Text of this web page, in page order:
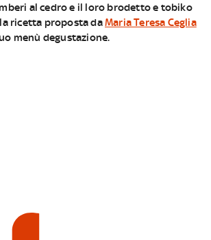
al cedro e il loro brodetto e tobiko
ricetta proposta da Maria Teresa Ceglia
menù degustazione.